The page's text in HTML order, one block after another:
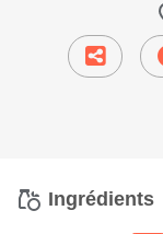
Ingrédients